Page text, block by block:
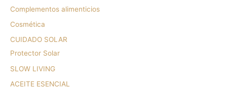
Complementos alimenticios
Cosmética
CUIDADO SOLAR
Protector Solar
SLOW LIVING
ACEITE ESENCIAL